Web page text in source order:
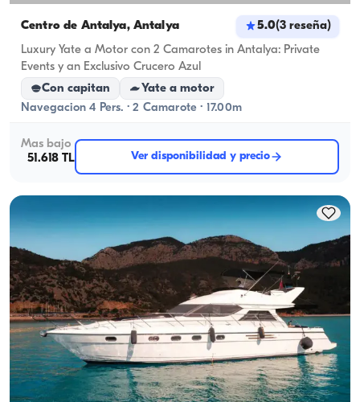
Centro de Antalya, Antalya 5.0(3 reseña)
Luxury Yate a Motor con 2 Camarotes in Antalya: Private
Events y an Exclusivo Crucero Azul
Con capitan
Yate a motor
Navegacion 4 Pers. · 2 Camarote · 17.00m
Mas bajo
51.618 TL
Ver disponibilidad y precio